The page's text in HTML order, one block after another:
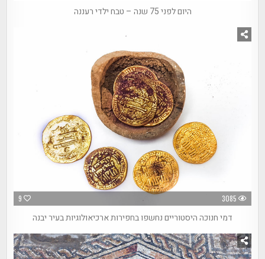
היום לפני 75 שנה – טבח ילדי רעננה
9 3085
דמי חנוכה היסטוריים נחשפו בחפירות ארכיאולוגיות בעיר יבנה